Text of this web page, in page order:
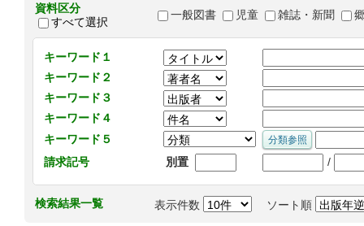
資料区分
すべて選択
一般図書 児童 雑誌・新聞
キーワード１
キーワード２
キーワード３
キーワード４
キーワード５
請求記号
別置 /
検索結果一覧 表示件数 ソート順